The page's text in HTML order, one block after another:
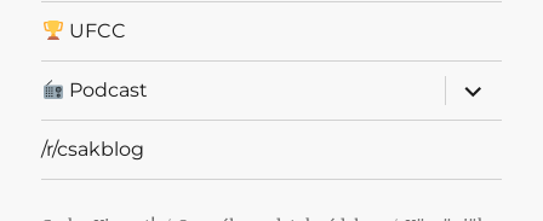
UFCC
Podcast
almenü
/r/csakblog